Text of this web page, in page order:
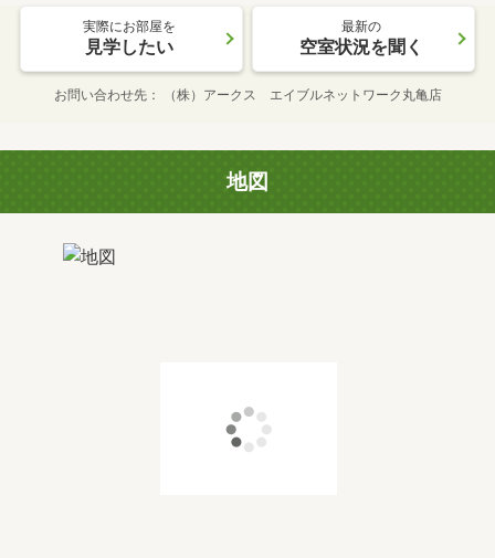
実際にお部屋を
見学したい
最新の
空室状況を聞く
お問い合わせ先 （株）アークス エイブルネットワーク丸亀店
地図